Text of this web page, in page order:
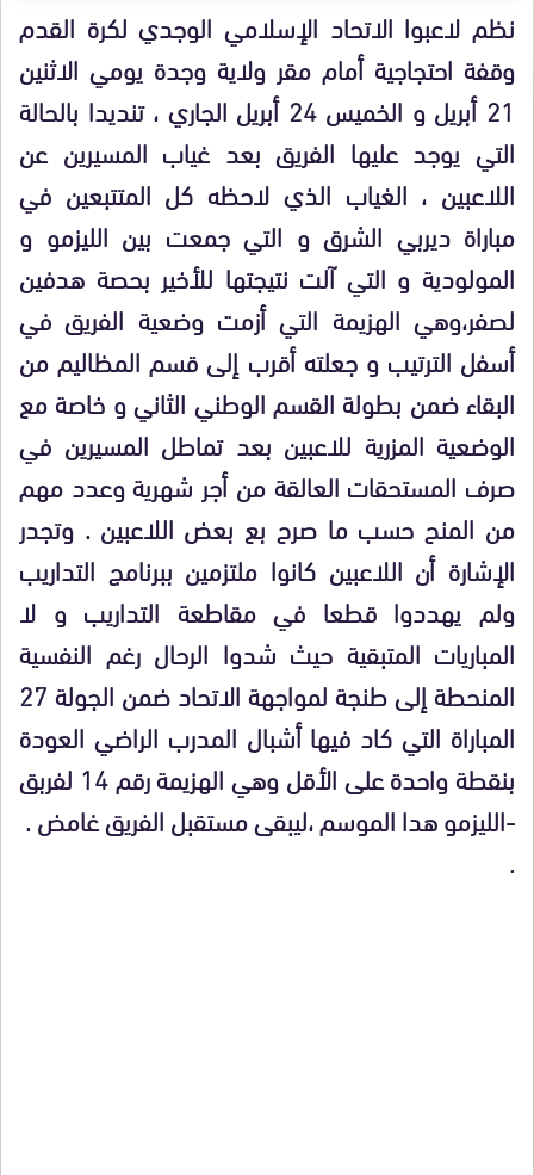
نظم لاعبوا الاتحاد الإسلامي الوجدي لكرة القدم
وقفة احتجاجية أمام مقر ولاية وجدة يومي الاثنين
21 أبريل و الخميس 24 أبريل الجاري ، تنديدا بالحالة
التي يوجد عليها الفريق بعد غياب المسيرين عن
اللاعبين ، الغياب الذي لاحظه كل المتتبعين في
مباراة ديربي الشرق و التي جمعت بين الليزمو و
المولودية و التي آلت نتيجتها للأخير بحصة هدفين
لصفر،وهي الهزيمة التي أزمت وضعية الفريق في
أسفل الترتيب و جعلته أقرب إلى قسم المظاليم من
البقاء ضمن بطولة القسم الوطني الثاني و خاصة مع
الوضعية المزرية للاعبين بعد تماطل المسيرين في
صرف المستحقات العالقة من أجر شهرية وعدد مهم
من المنح حسب ما صرح بع بعض اللاعبين . وتجدر
الإشارة أن اللاعبين كانوا ملتزمين ببرنامج التداريب
ولم يهددوا قطعا في مقاطعة التداريب و لا
المباريات المتبقية حيث شدوا الرحال رغم النفسية
المنحطة إلى طنجة لمواجهة الاتحاد ضمن الجولة 27
المباراة التي كاد فيها أشبال المدرب الراضي العودة
بنقطة واحدة على الأقل وهي الهزيمة رقم 14 لفربق
-الليزمو هدا الموسم ،ليبقى مستقبل الفريق غامض .
.